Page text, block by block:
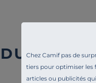
Chez Camif pas de
tiers pour optimiser les
articles ou publicités